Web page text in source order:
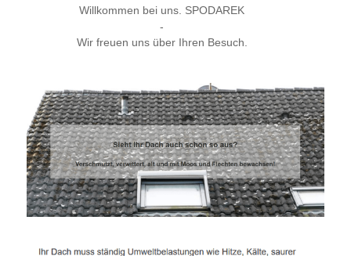
Willkommen bei uns. SPODAREK
-
Wir freuen uns über Ihren Besuch.